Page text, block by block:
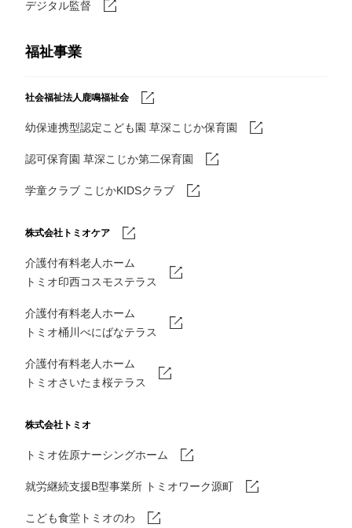
デジタル監督
福祉事業
社会福祉法人鹿鳴福祉会
幼保連携型認定こども園 草深こじか保育園
認可保育園 草深こじか第二保育園
学童クラブ こじかKIDSクラブ
株式会社トミオケア
介護付有料老人ホーム
トミオ印西コスモステラス
介護付有料老人ホーム
トミオ桶川べにばなテラス
介護付有料老人ホーム
トミオさいたま桜テラス
株式会社トミオ
トミオ佐原ナーシングホーム
就労継続支援B型事業所 トミオワーク源町
こども食堂トミオのわ